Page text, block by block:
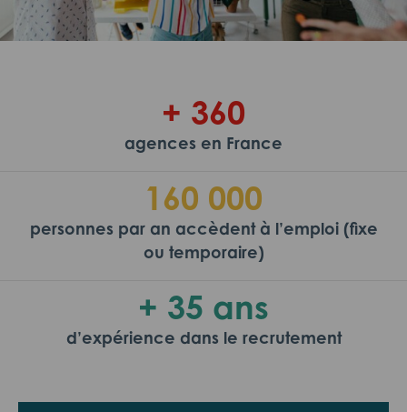
+ 360
agences en France
160 000
personnes par an accèdent à l’emploi (fixe
ou temporaire)
+ 35 ans
d’expérience dans le recrutement